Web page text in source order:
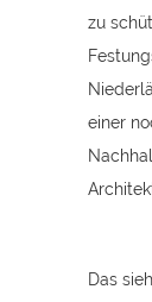
zu
einer
Das